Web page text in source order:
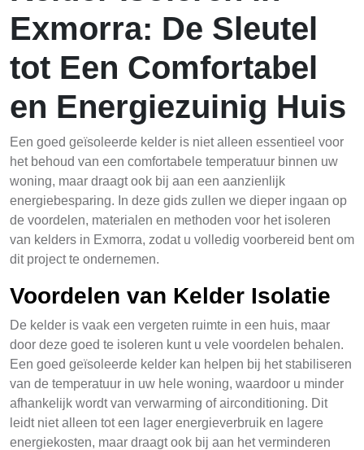
Exmorra: De Sleutel
tot Een Comfortabel
en Energiezuinig Huis
Een goed geïsoleerde kelder is niet alleen essentieel voor
het behoud van een comfortabele temperatuur binnen uw
woning, maar draagt ook bij aan een aanzienlijk
energiebesparing. In deze gids zullen we dieper ingaan op
de voordelen, materialen en methoden voor het isoleren
van kelders in Exmorra, zodat u volledig voorbereid bent om
dit project te ondernemen.
Voordelen van Kelder Isolatie
De kelder is vaak een vergeten ruimte in een huis, maar
door deze goed te isoleren kunt u vele voordelen behalen.
Een goed geïsoleerde kelder kan helpen bij het stabiliseren
van de temperatuur in uw hele woning, waardoor u minder
afhankelijk wordt van verwarming of airconditioning. Dit
leidt niet alleen tot een lager energieverbruik en lagere
energiekosten, maar draagt ook bij aan het verminderen